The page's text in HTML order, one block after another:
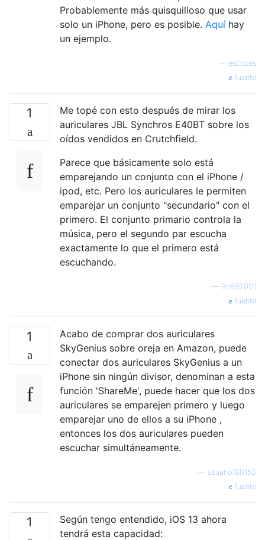
Probablemente más quisquilloso que usar
solo un iPhone, pero es posible. Aquí hay
un ejemplo.
escocés
fuente
1
Me topé con esto después de mirar los
auriculares JBL Synchros E40BT sobre los
oídos vendidos en Crutchfield.
Parece que básicamente solo está
emparejando un conjunto con el iPhone /
ipod, etc. Pero los auriculares le permiten
emparejar un conjunto "secundario" con el
primero. El conjunto primario controla la
música, pero el segundo par escucha
exactamente lo que el primero está
escuchando.
— Bri892001
fuente
1
Acabo de comprar dos auriculares
SkyGenius sobre oreja en Amazon, puede
conectar dos auriculares SkyGenius a un
iPhone sin ningún divisor, denominan a esta
función 'ShareMe', puede hacer que los dos
auriculares se emparejen primero y luego
emparejar uno de ellos a su iPhone ,
entonces los dos auriculares pueden
escuchar simultáneamente.
usuario180150
fuente
1
Según tengo entendido, iOS 13 ahora
tendrá esta capacidad: